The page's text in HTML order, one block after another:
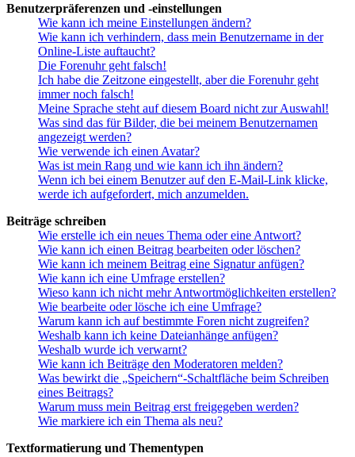
Benutzerpräferenzen und -einstellungen
Wie kann ich meine Einstellungen ändern?
Wie kann ich verhindern, dass mein Benutzername in der
Online-Liste auftaucht?
Die Forenuhr geht falsch!
Ich habe die Zeitzone eingestellt, aber die Forenuhr geht
immer noch falsch!
Meine Sprache steht auf diesem Board nicht zur Auswahl!
Was sind das für Bilder, die bei meinem Benutzernamen
angezeigt werden?
Wie verwende ich einen Avatar?
Was ist mein Rang und wie kann ich ihn ändern?
Wenn ich bei einem Benutzer auf den E-Mail-Link klicke,
werde ich aufgefordert, mich anzumelden.
Beiträge schreiben
Wie erstelle ich ein neues Thema oder eine Antwort?
Wie kann ich einen Beitrag bearbeiten oder löschen?
Wie kann ich meinem Beitrag eine Signatur anfügen?
Wie kann ich eine Umfrage erstellen?
Wieso kann ich nicht mehr Antwortmöglichkeiten erstellen?
Wie bearbeite oder lösche ich eine Umfrage?
Warum kann ich auf bestimmte Foren nicht zugreifen?
Weshalb kann ich keine Dateianhänge anfügen?
Weshalb wurde ich verwarnt?
Wie kann ich Beiträge den Moderatoren melden?
Was bewirkt die „Speichern“-Schaltfläche beim Schreiben
eines Beitrags?
Warum muss mein Beitrag erst freigegeben werden?
Wie markiere ich ein Thema als neu?
Textformatierung und Thementypen